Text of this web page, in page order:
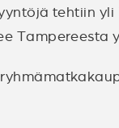
tehtiin